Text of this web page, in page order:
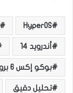
HyperOS
أندرويد 14
بوكو إكس 6 برو
تحليل دقيق